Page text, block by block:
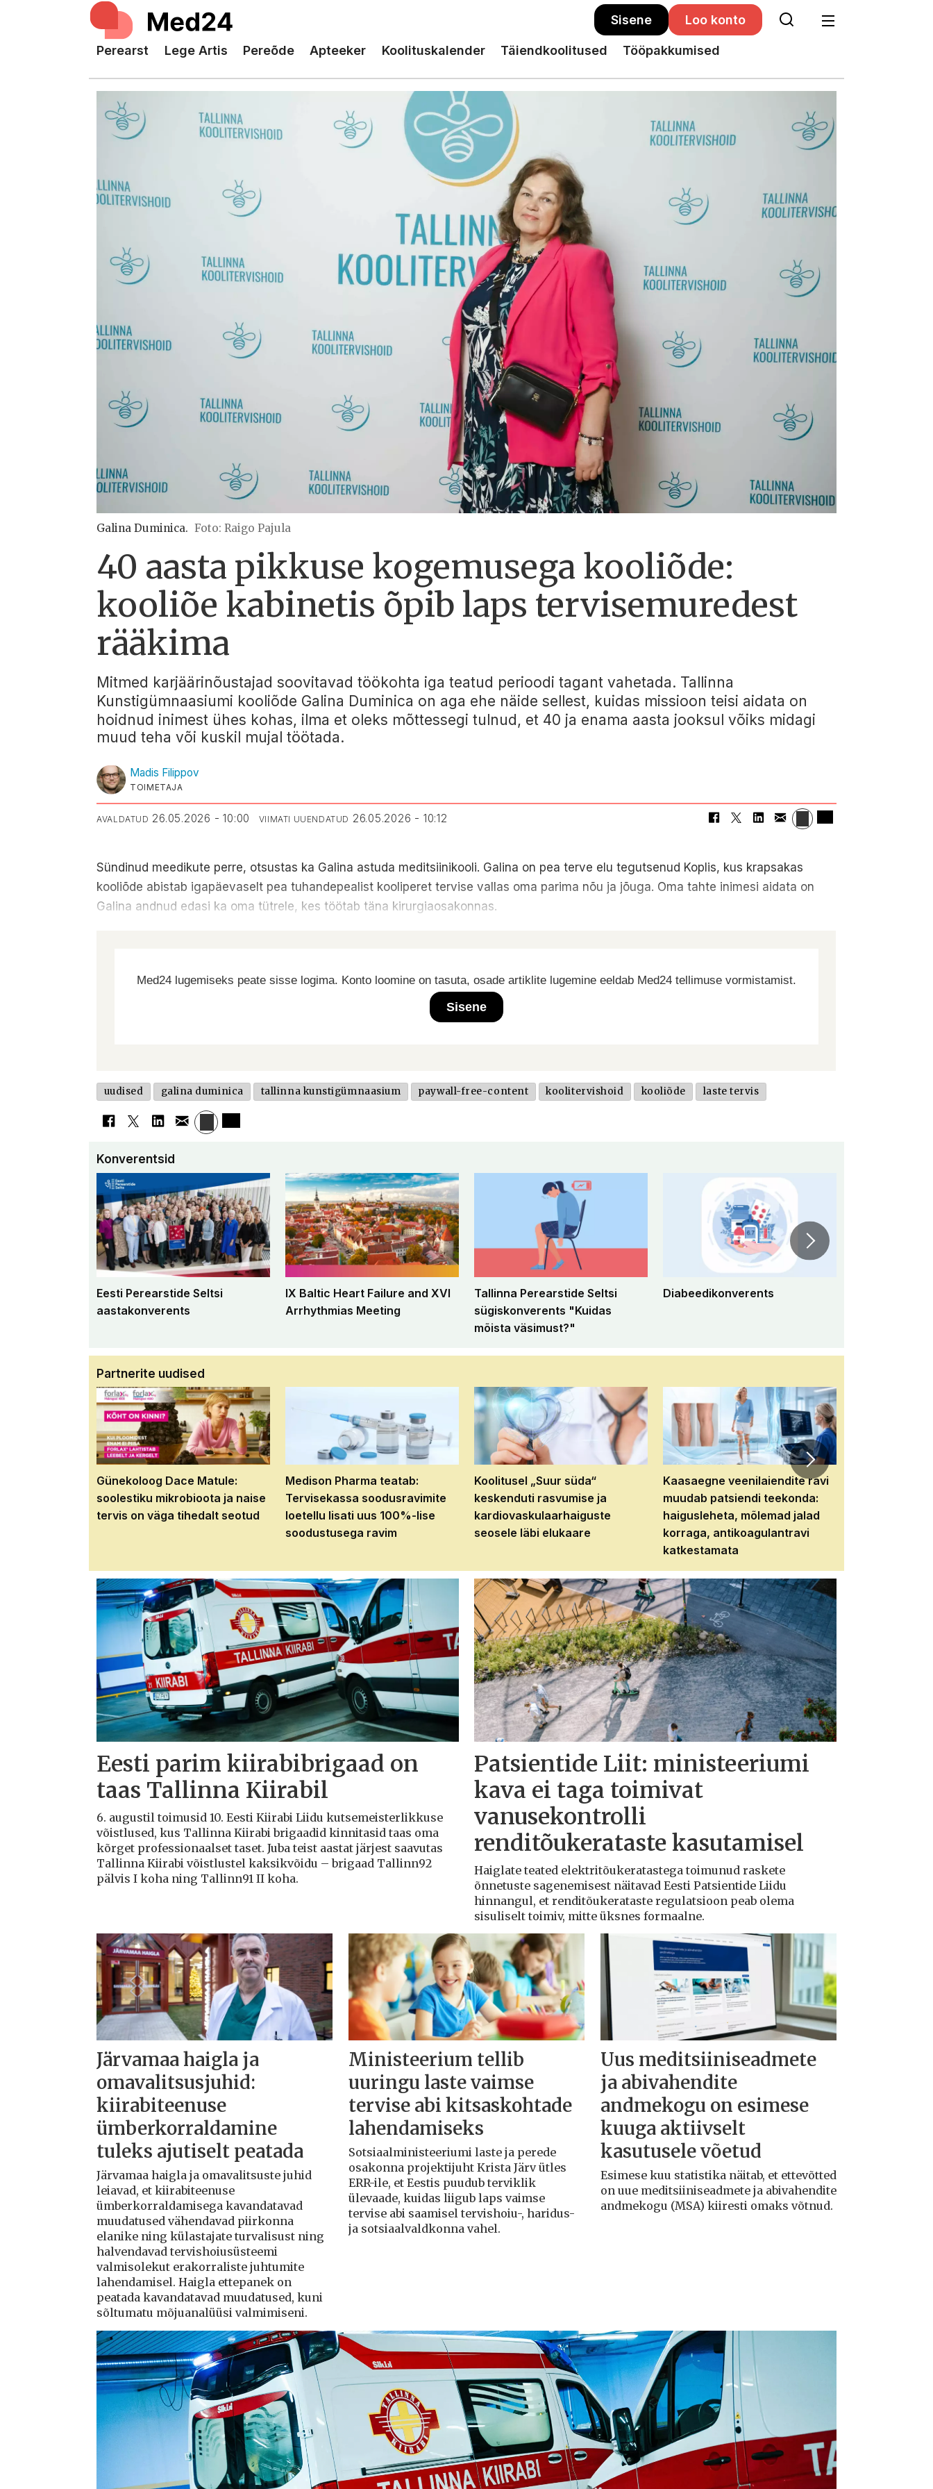
Sisene Loo konto
Perearst Lege Artis Pereõde Apteeker Koolituskalender Täiendkoolitused Tööpakkumised
Galina Duminica. Foto: Raigo Pajula
40 aasta pikkuse kogemusega kooliõde:
kooliõe kabinetis õpib laps tervisemuredest
rääkima
Mitmed karjäärinõustajad soovitavad töökohta iga teatud perioodi tagant vahetada. Tallinna
Kunstigümnaasiumi kooliõde Galina Duminica on aga ehe näide sellest, kuidas missioon teisi aidata on
hoidnud inimest ühes kohas, ilma et oleks mõttessegi tulnud, et 40 ja enama aasta jooksul võiks midagi
muud teha või kuskil mujal töötada.
Madis Filippov
TOIMETAJA
AVALDATUD 26.05.2026 - 10:00 VIIMATI UUENDATUD 26.05.2026 - 10:12
Sündinud meedikute perre, otsustas ka Galina astuda meditsiinikooli. Galina on pea terve elu tegutsenud Koplis, kus krapsakas
kooliõde abistab igapäevaselt pea tuhandepealist kooliperet tervise vallas oma parima nõu ja jõuga. Oma tahte inimesi aidata on
Galina andnud edasi ka oma tütrele, kes töötab täna kirurgiaosakonnas.
Med24 lugemiseks peate sisse logima. Konto loomine on tasuta, osade artiklite lugemine eeldab Med24 tellimuse vormistamist.
Sisene
uudised galina duminica tallinna kunstigümnaasium paywall-free-content koolitervishoid kooliõde laste tervis
Konverentsid
Eesti Perearstide Seltsi
aastakonverents
IX Baltic Heart Failure and XVI
Arrhythmias Meeting
Tallinna Perearstide Seltsi
sügiskonverents "Kuidas
mõista väsimust?"
Diabeedikonverents
Partnerite uudised
Günekoloog Dace Matule:
soolestiku mikrobioota ja naise
tervis on väga tihedalt seotud
Medison Pharma teatab:
Tervisekassa soodusravimite
loetellu lisati uus 100%-lise
soodustusega ravim
Koolitusel „Suur süda“
keskenduti rasvumise ja
kardiovaskulaarhaiguste
seosele läbi elukaare
Kaasaegne veenilaiendite ravi
muudab patsiendi teekonda:
haigusleheta, mõlemad jalad
korraga, antikoagulantravi
katkestamata
Eesti parim kiirabibrigaad on
taas Tallinna Kiirabil
6. augustil toimusid 10. Eesti Kiirabi Liidu kutsemeisterlikkuse
võistlused, kus Tallinna Kiirabi brigaadid kinnitasid taas oma
kõrget professionaalset taset. Juba teist aastat järjest saavutas
Tallinna Kiirabi võistlustel kaksikvõidu – brigaad Tallinn92
pälvis I koha ning Tallinn91 II koha.
Patsientide Liit: ministeeriumi
kava ei taga toimivat
vanusekontrolli
renditõukerataste kasutamisel
Haiglate teated elektritõukeratastega toimunud raskete
õnnetuste sagenemisest näitavad Eesti Patsientide Liidu
hinnangul, et renditõukerataste regulatsioon peab olema
sisuliselt toimiv, mitte üksnes formaalne.
Järvamaa haigla ja
omavalitsusjuhid:
kiirabiteenuse
ümberkorraldamine
tuleks ajutiselt peatada
Järvamaa haigla ja omavalitsuste juhid
leiavad, et kiirabiteenuse
ümberkorraldamisega kavandatavad
muudatused vähendavad piirkonna
elanike ning külastajate turvalisust ning
halvendavad tervishoiusüsteemi
valmisolekut erakorraliste juhtumite
lahendamisel. Haigla ettepanek on
peatada kavandatavad muudatused, kuni
sõltumatu mõjuanalüüsi valmimiseni.
Ministeerium tellib
uuringu laste vaimse
tervise abi kitsaskohtade
lahendamiseks
Sotsiaalministeeriumi laste ja perede
osakonna projektijuht Krista Järv ütles
ERR-ile, et Eestis puudub terviklik
ülevaade, kuidas liigub laps vaimse
tervise abi saamisel tervishoiu-, haridus-
ja sotsiaalvaldkonna vahel.
Uus meditsiiniseadmete
ja abivahendite
andmekogu on esimese
kuuga aktiivselt
kasutusele võetud
Esimese kuu statistika näitab, et ettevõtted
on uue meditsiiniseadmete ja abivahendite
andmekogu (MSA) kiiresti omaks võtnud.